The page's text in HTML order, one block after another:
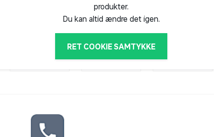
produkter.
Du kan altid ændre det igen.
RET COOKIE SAMTYKKE